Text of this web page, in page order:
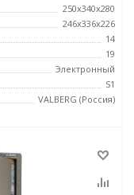
250x340x280
246х336х226
14
19
Электронный
S1
VALBERG (Россия)